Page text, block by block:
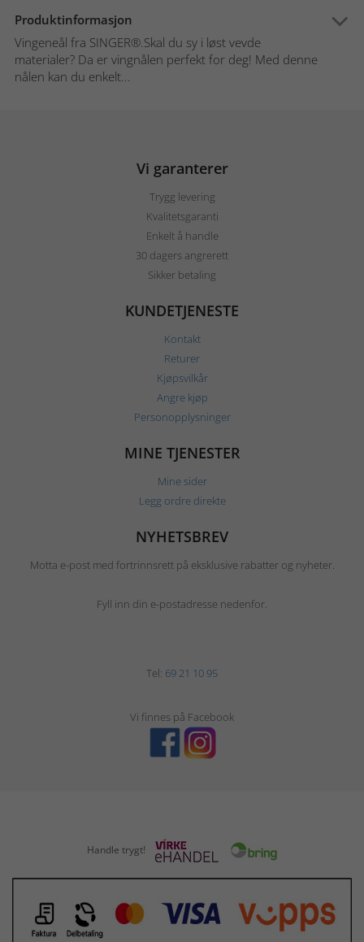
Produktinformasjon
Vingeneål fra SINGER®.Skal du sy i løst vevde
materialer? Da er vingnålen perfekt for deg! Med denne
nålen kan du enkelt...
Vi garanterer
Trygg levering
Kvalitetsgaranti
Enkelt å handle
30 dagers angrerett
Sikker betaling
KUNDETJENESTE
Kontakt
Returer
Kjøpsvilkår
Angre kjøp
Personopplysninger
MINE TJENESTER
Mine sider
Legg ordre direkte
NYHETSBREV
Motta e-post med fortrinnsrett på eksklusive rabatter og nyheter.
Fyll inn din e-postadresse nedenfor.
Tel: 69 21 10 95
Vi finnes på Facebook
Handle trygt!